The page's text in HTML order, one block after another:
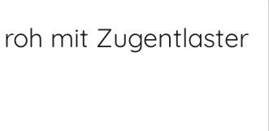
roh mit Zugentlaster